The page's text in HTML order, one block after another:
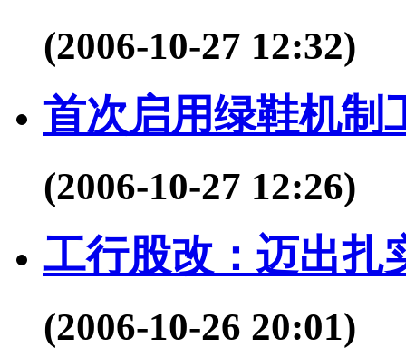
(2006-10-27 12:32)
首次启用绿鞋机制
(2006-10-27 12:26)
工行股改：迈出扎
(2006-10-26 20:01)